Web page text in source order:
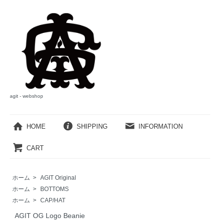
agit - webshop
HOME SHIPPING INFORMATION
CART
ホーム > AGIT Original
ホーム >
BOTTOMS
ホーム > CAP/HAT
AGIT OG Logo Beanie